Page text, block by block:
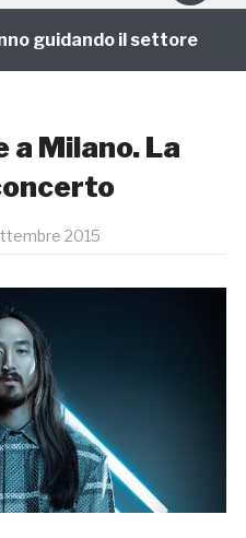
guidando il settore
a Milano. La
2015